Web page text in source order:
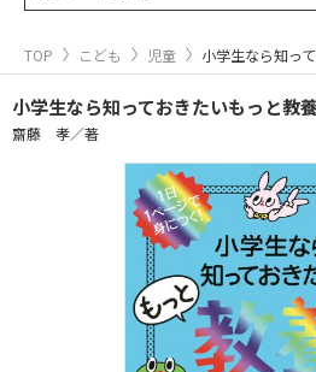
TOP こども 児童 小学生なら知っ
小学生なら知っておきたいもっと教
齋藤 孝／著